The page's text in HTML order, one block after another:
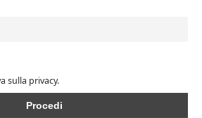
sulla privacy.